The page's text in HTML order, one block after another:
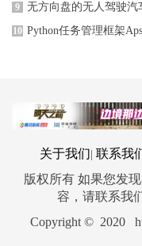
9 无方向盘的无人驾驶汽
10 Python任务管理框架
关于我们 联系我
版权所有 如果您发
容，请联系我
Copyright © 2020